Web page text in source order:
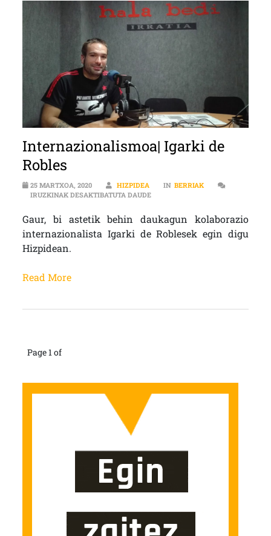
Internazionalismoa| Igarki de
Robles
25 MARTXOA, 2020 HIZPIDEA IN BERRIAK
IRUZKINAK DESAKTIBATUTA DAUDEINTERNAZIONALISMOA| IGARKI DE
Gaur, bi astetik behin daukagun kolaborazio
internazionalista Igarki de Roblesek egin digu
Hizpidean.
Read More
Page 1 of